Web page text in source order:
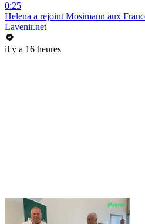
0:25
Helena a rejoint Mosimann aux
Lavenir.net
il y a 16 heures